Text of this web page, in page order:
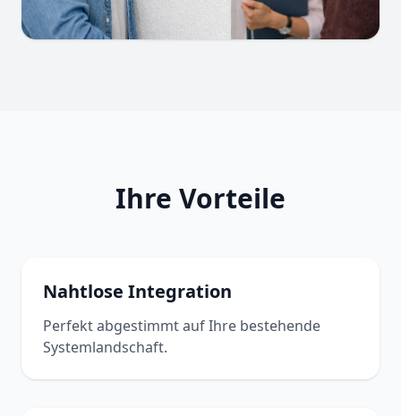
Ihre Vorteile
Nahtlose Integration
Perfekt abgestimmt auf Ihre bestehende
Systemlandschaft.